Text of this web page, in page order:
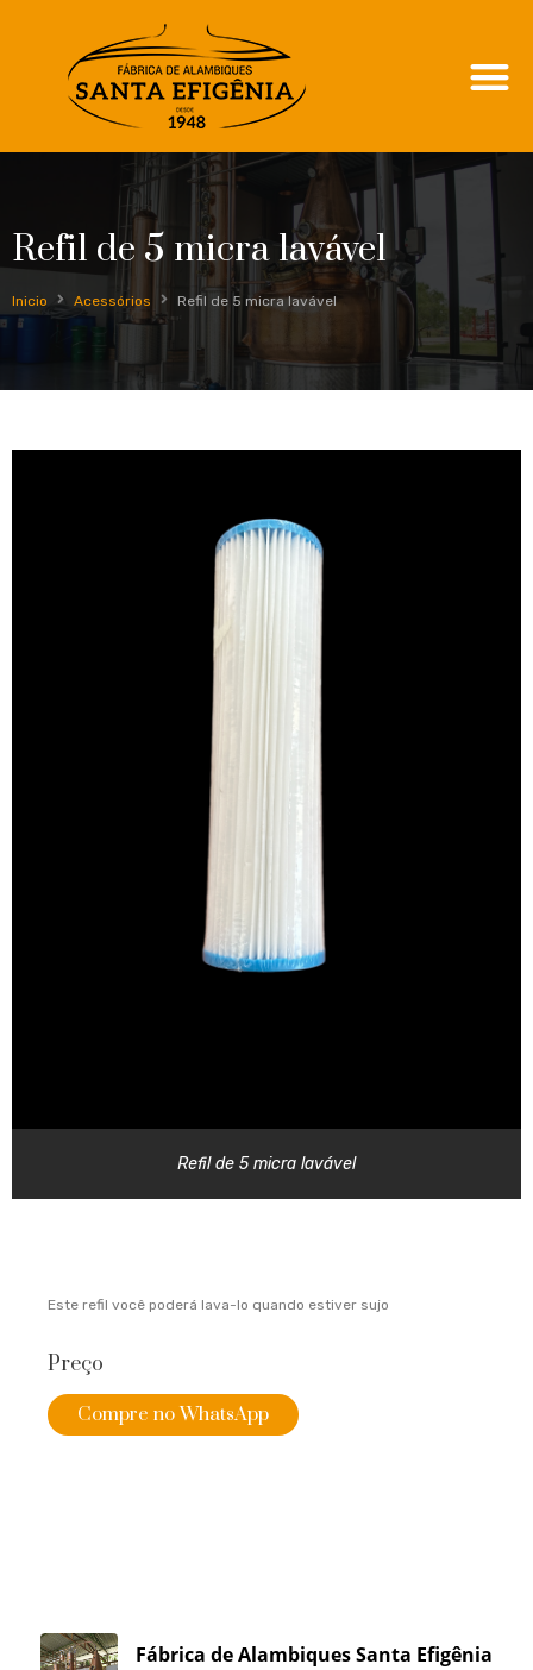
Refil de 5 micra lavável
Inicio Acessórios Refil de 5 micra lavável
Refil de 5 micra lavável
Este refil você poderá lava-lo quando estiver sujo
Preço
Compre no WhatsApp
Fábrica de Alambiques Santa Efigênia